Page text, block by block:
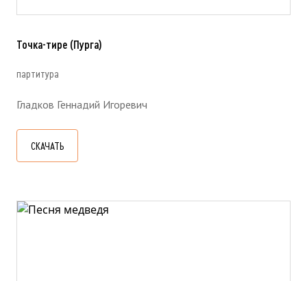
Точка-тире (Пурга)
партитура
Гладков Геннадий Игоревич
СКАЧАТЬ